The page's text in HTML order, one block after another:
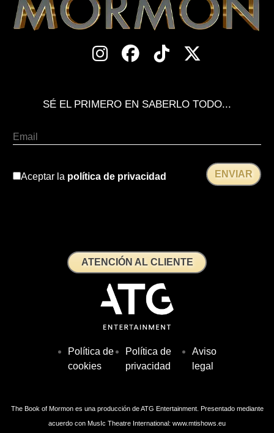
SÉ EL PRIMERO EN SABERLO TODO...
Aceptar la política de privacidad
ATENCIÓN AL CLIENTE
Política de
cookies
Política de
privacidad
Aviso
legal
The Book of Mormon es una producción de ATG Entertainment. Presentado mediante
acuerdo con MusIc Theatre International: www.mtishows.eu